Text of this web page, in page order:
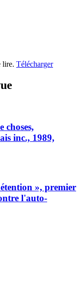
lire. Télécharger
choses,
inc., 1989,
», premier
l'auto-